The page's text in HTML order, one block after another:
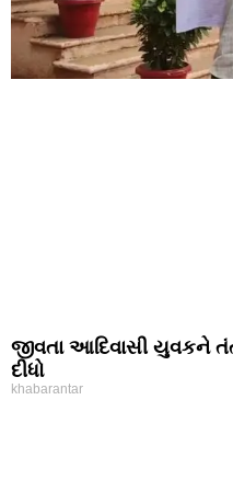
જીવતા આદિવાસી યુવકને
દીધો
khabarantar